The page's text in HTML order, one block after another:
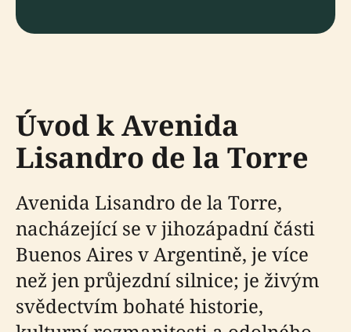
Úvod k Avenida
Lisandro de la Torre
Avenida Lisandro de la Torre,
nacházející se v jihozápadní části
Buenos Aires v Argentině, je více
než jen průjezdní silnice; je živým
svědectvím bohaté historie,